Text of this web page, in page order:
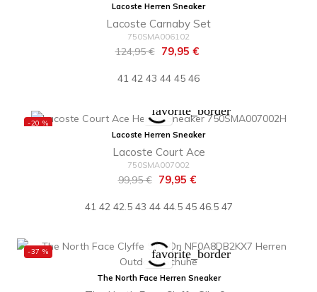
Lacoste Herren Sneaker
Lacoste Carnaby Set
750SMA006102
Regulärer
124,95 € Preis
79,95 €
41 42 43 44 45 46
-20 %
favorite_border
Lacoste Herren Sneaker
Lacoste Court Ace
750SMA007002
Regulärer
99,95 € Preis
79,95 €
41 42 42.5 43 44 44.5 45 46.5 47
-37 % favorite_border
The North Face Herren Sneaker